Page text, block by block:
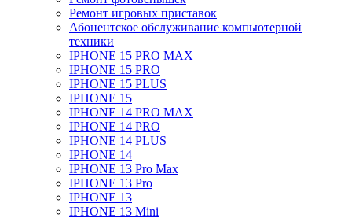
Ремонт игровых приставок
Абонентское обслуживание компьютерной
техники
IPHONE 15 PRO MAX
IPHONE 15 PRO
IPHONE 15 PLUS
IPHONE 15
IPHONE 14 PRO MAX
IPHONE 14 PRO
IPHONE 14 PLUS
IPHONE 14
IPHONE 13 Pro Max
IPHONE 13 Pro
IPHONE 13
IPHONE 13 Mini